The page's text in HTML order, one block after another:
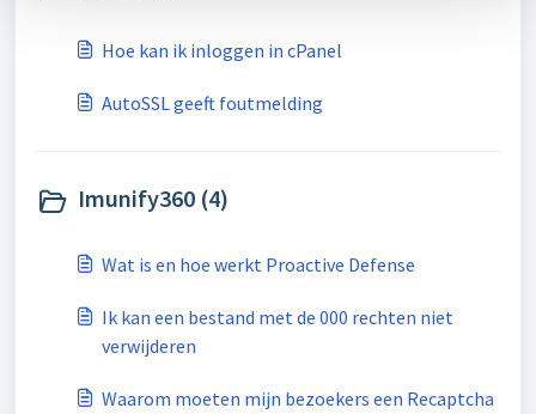
Hoe kan ik inloggen in cPanel
AutoSSL geeft foutmelding
Imunify360 (4)
Wat is en hoe werkt Proactive Defense
Ik kan een bestand met de 000 rechten niet
verwijderen
Waarom moeten mijn bezoekers een Recaptcha